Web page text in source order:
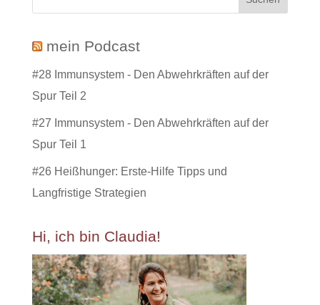
mein Podcast
#28 Immunsystem - Den Abwehrkräften auf der
Spur Teil 2
#27 Immunsystem - Den Abwehrkräften auf der
Spur Teil 1
#26 Heißhunger: Erste-Hilfe Tipps und
Langfristige Strategien
Hi, ich bin Claudia!